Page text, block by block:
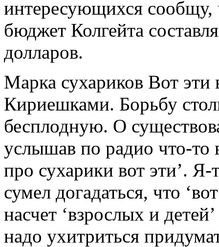
интересующихся сообщу,
бюджет Колгейта
долларов.
Марка сухариков Вот
Кириешками. Борьбу
бесплодную. О
услышав по радио что-то
про сухарики вот эти’.
сумел догадаться, что
насчет ‘взрослых и
надо ухитриться